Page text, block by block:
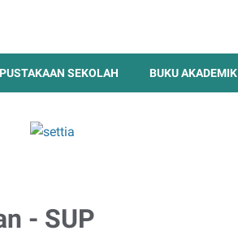
SEKOLAH BUKU AKADEMIK
- SUP